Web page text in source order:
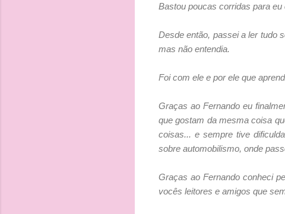
Bastou poucas corridas para
Desde então, passei a ler tudo
mas não entendia.
Foi com ele e por ele que
Graças ao Fernando eu
que gostam da mesma coisa
coisas... e sempre tive
sobre automobilismo, onde
Graças ao Fernando conheci
vocês leitores e amigos que